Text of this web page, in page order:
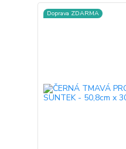
Doprava ZDARMA